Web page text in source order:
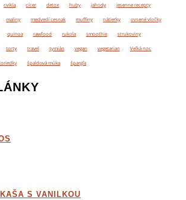
cvikla cícer detox huby jahody jesenne recepty
maliny medvedí cesnak muffiny nátierky ovsené vločky
quinoa rawfood rukola smoothie strukoviny
torty travel tymián vegan vegetarian Veľká noc
špaldová múka špargľa
S VANILKOU